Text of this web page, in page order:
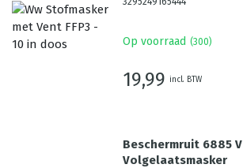
Op voorraad (300)
19,99 incl. BTW
Beschermruit 6885 V
Volgelaatsmasker